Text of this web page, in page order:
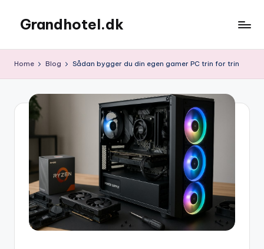
content
Grandhotel.dk
Home Blog Sådan bygger du din egen gamer PC trin for trin